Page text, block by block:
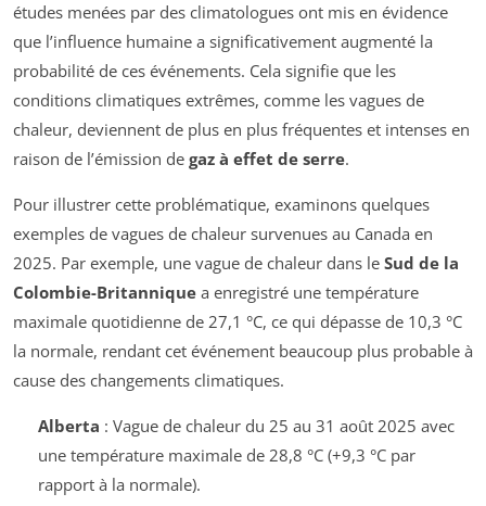
études menées par des climatologues ont mis en évidence
que l’influence humaine a significativement augmenté la
probabilité de ces événements. Cela signifie que les
conditions climatiques extrêmes, comme les vagues de
chaleur, deviennent de plus en plus fréquentes et intenses en
raison de l’émission de gaz à effet de serre.
Pour illustrer cette problématique, examinons quelques
exemples de vagues de chaleur survenues au Canada en
2025. Par exemple, une vague de chaleur dans le Sud de la
Colombie-Britannique a enregistré une température
maximale quotidienne de 27,1 °C, ce qui dépasse de 10,3 °C
la normale, rendant cet événement beaucoup plus probable à
cause des changements climatiques.
Alberta : Vague de chaleur du 25 au 31 août 2025 avec
une température maximale de 28,8 °C (+9,3 °C par
rapport à la normale).